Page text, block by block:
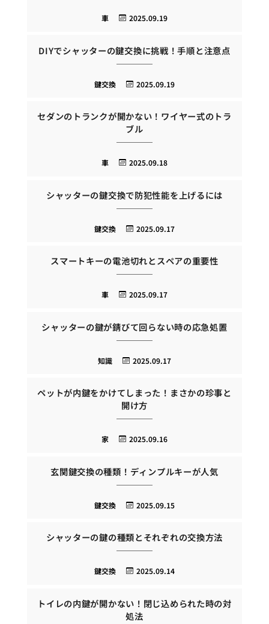
2025.09.19
車
DIYでシャッターの鍵交換に挑戦！手順と注意点
2025.09.19
鍵交換
セダンのトランクが開かない！ワイヤー式のトラ
ブル
2025.09.18
車
シャッターの鍵交換で防犯性能を上げるには
2025.09.17
鍵交換
スマートキーの電池切れとスペアの重要性
2025.09.17
車
シャッターの鍵が錆びて回らない時の応急処置
2025.09.17
知識
ペットが内鍵をかけてしまった！まさかの珍事と
開け方
2025.09.16
家
玄関鍵交換の種類！ディンプルキーが人気
2025.09.15
鍵交換
シャッターの鍵の種類とそれぞれの交換方法
2025.09.14
鍵交換
トイレの内鍵が開かない！閉じ込められた時の対
処法